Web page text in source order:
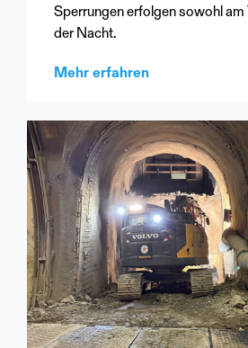
Sperrungen erfolgen sowohl am
der Nacht.
Mehr erfahren